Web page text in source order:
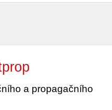
a propagačního